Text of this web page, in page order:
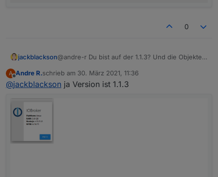
0
jackblackson@andre-r Du bist auf der 1.1.3? Und die Objekte
Version hast du hier installiert:
A
Offline
Andre R.schrieb am 30. März 2021, 11:36
zuletzt editiert von
@jackblackson ja Version ist 1.1.3